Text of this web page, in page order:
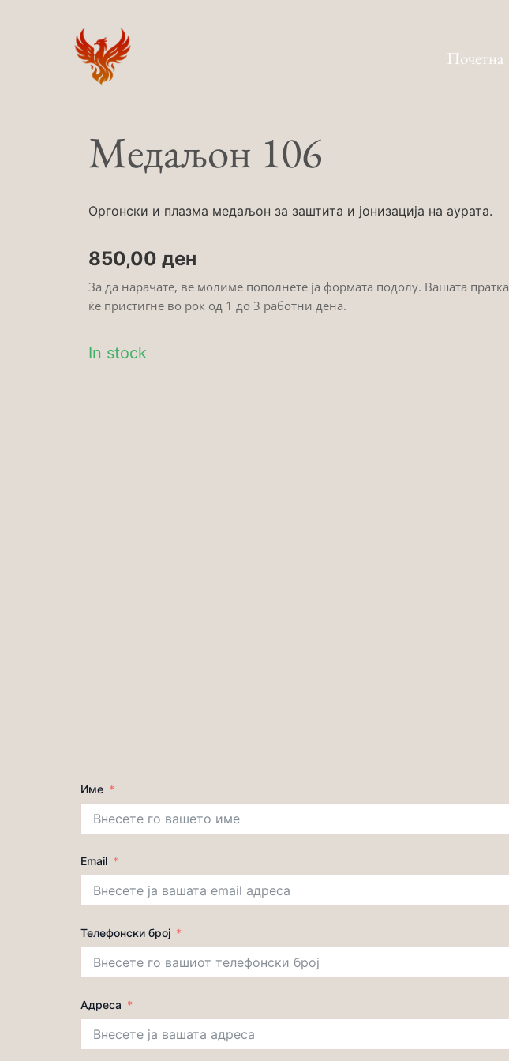
Почетна
Медаљон 106
Оргонски и плазма медаљон за заштита и јонизација на аурата.
850,00 ден
За да нарачате, ве молиме пополнете ја формата подолу. Вашата пратка
ќе пристигне во рок од 1 до 3 работни дена.
In stock
Име
Email
Телефонски број
Адреса